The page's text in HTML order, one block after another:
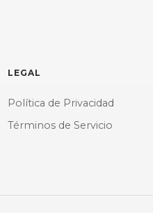
LEGAL
Política de Privacidad
Términos de Servicio